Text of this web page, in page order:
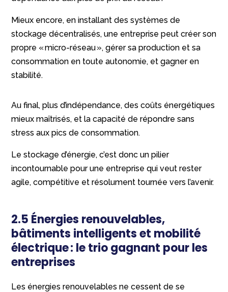
Mieux encore, en installant des systèmes de
stockage décentralisés, une entreprise peut créer son
propre « micro-réseau », gérer sa production et sa
consommation en toute autonomie, et gagner en
stabilité.
Au final, plus d’indépendance, des coûts énergétiques
mieux maîtrisés, et la capacité de répondre sans
stress aux pics de consommation.
Le stockage d’énergie, c’est donc un pilier
incontournable pour une entreprise qui veut rester
agile, compétitive et résolument tournée vers l’avenir.
2.5 Énergies renouvelables,
bâtiments intelligents et mobilité
électrique : le trio gagnant pour les
entreprises
Les énergies renouvelables ne cessent de se